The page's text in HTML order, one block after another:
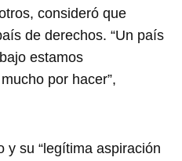
consideró que
de derechos. “Un país
estamos
por hacer”,
y su “legítima aspiración